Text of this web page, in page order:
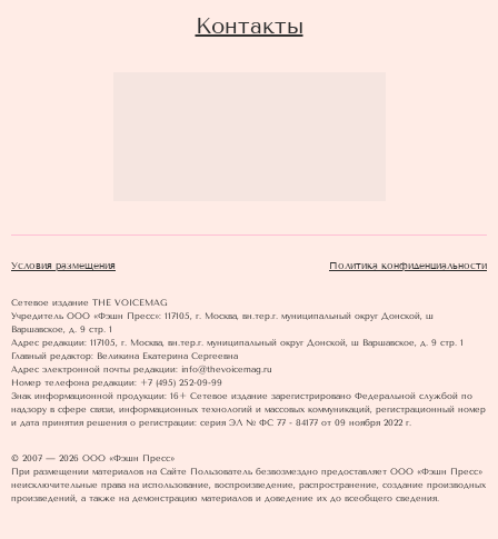
Контакты
Условия размещения Политика конфиденциальности
Сетевое издание THE VOICEMAG
Учредитель ООО «Фэшн Пресс»: 117105, г. Москва, вн.тер.г. муниципальный округ Донской, ш
Варшавское, д. 9 стр. 1
Адрес редакции: 117105, г. Москва, вн.тер.г. муниципальный округ Донской, ш Варшавское, д. 9 стр. 1
Главный редактор: Великина Екатерина Сергеевна
Адрес электронной почты редакции: info@thevoicemag.ru
Номер телефона редакции: +7 (495) 252-09-99
Знак информационной продукции: 16+ Cетевое издание зарегистрировано Федеральной службой по
надзору в сфере связи, информационных технологий и массовых коммуникаций, регистрационный номер
и дата принятия решения о регистрации: серия ЭЛ № ФС 77 - 84177 от 09 ноября 2022 г.
© 2007 — 2026 ООО «Фэшн Пресс»
При размещении материалов на Сайте Пользователь безвозмездно предоставляет ООО «Фэшн Пресс»
неисключительные права на использование, воспроизведение, распространение, создание производных
произведений, а также на демонстрацию материалов и доведение их до всеобщего сведения.